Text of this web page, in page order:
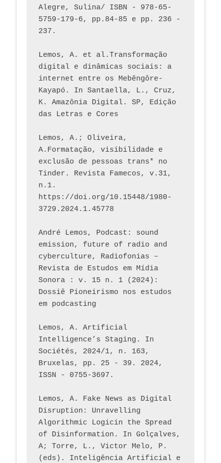
Alegre, Sulina/ ISBN - 978-65-
5759-179-6, pp.84-85 e pp. 236 -
237.
Lemos, A. et al.Transformação
digital e dinâmicas sociais: a
internet entre os Mebêngôre-
Kayapó. In Santaella, L., Cruz,
K. Amazônia Digital. SP, Edição
das Letras e Cores
Lemos, A.; Oliveira,
A.Formatação, visibilidade e
exclusão de pessoas trans* no
Tinder. Revista Famecos, v.31,
n.1.
https://doi.org/10.15448/1980-
3729.2024.1.45778
André Lemos, Podcast: sound
emission, future of radio and
cyberculture, Radiofonias –
Revista de Estudos em Mídia
Sonora : v. 15 n. 1 (2024):
Dossiê Pioneirismo nos estudos
em podcasting
Lemos, A. Artificial
Intelligence’s Staging. In
Sociétés, 2024/1, n. 163,
Bruxelas, pp. 25 - 39. 2024,
ISSN - 0755-3697.
Lemos, A. Fake News as Digital
Disruption: Unravelling
Algorithmic Logicin the Spread
of Disinformation. In Golçalves,
A; Torre, L., Victor Melo, P.
(eds). Inteligência Artificial e